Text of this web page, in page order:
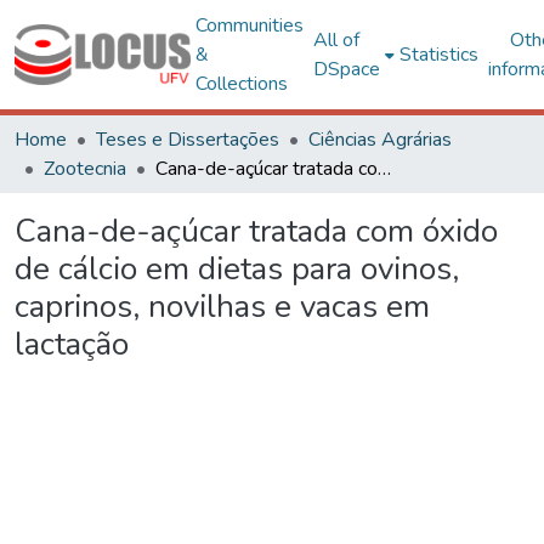
Communities
&
Collections
All of
DSpace
Statistics
Home Teses e Dissertações
Ciências Agrárias
Zootecnia
Cana-de-açúcar tratada com óxido de cálcio em dietas para ovinos, caprinos, novilhas e vacas em lactação
Cana-de-açúcar tratada com óxido
de cálcio em dietas para ovinos,
caprinos, novilhas e vacas em
lactação